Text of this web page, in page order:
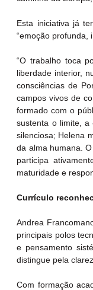
Esta iniciativa já
“emoção profunda,
“O trabalho toca
liberdade interior,
consciências de
campos vivos de
formado com o
sustenta o limite, a
silenciosa; Helena
da alma humana.
participa
maturidade e
Currículo
Andrea
principais polos
e pensamento
distingue pela
Com formação